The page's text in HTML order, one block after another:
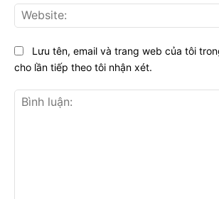
Lưu tên, email và trang web của tôi
cho lần tiếp theo tôi nhận xét.